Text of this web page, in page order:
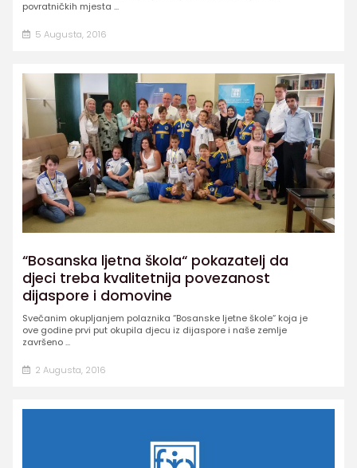
povratničkih mjesta ...
5 Augusta, 2016
“Bosanska ljetna škola“ pokazatelj da
djeci treba kvalitetnija povezanost
dijaspore i domovine
Svečanim okupljanjem polaznika “Bosanske ljetne škole“ koja je
ove godine prvi put okupila djecu iz dijaspore i naše zemlje
završeno ...
2 Augusta, 2016